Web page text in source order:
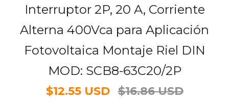
Interruptor 2P, 20 A, Corriente
Alterna 400Vca para Aplicación
Fotovoltaica Montaje Riel DIN
MOD: SCB8-63C20/2P
$12.55 USD $16.86 USD